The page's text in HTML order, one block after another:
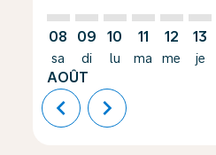
08
sa
AOÛT
09
di
10
lu
11
ma
12
me
13
je
chevron_left chevron_right